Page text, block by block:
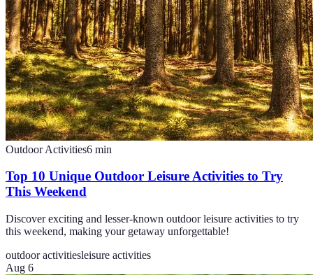
Outdoor Activities6 min
Top 10 Unique Outdoor Leisure Activities to Try
This Weekend
Discover exciting and lesser-known outdoor leisure activities to try
this weekend, making your getaway unforgettable!
outdoor activitiesleisure activities
Aug 6